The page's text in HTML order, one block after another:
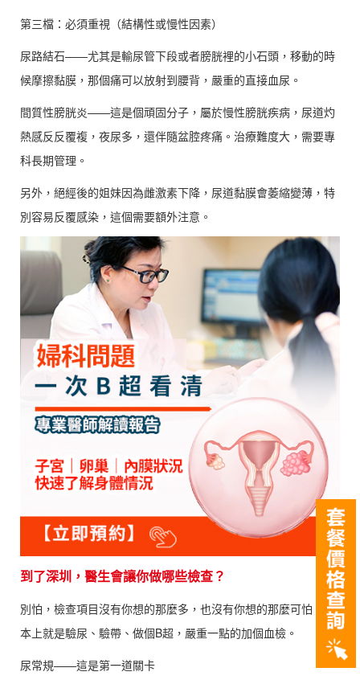
第三檔：必須重視（結構性或慢性因素）
尿路結石——尤其是輸尿管下段或者膀胱裡的小石頭，移動的時
候摩擦黏膜，那個痛可以放射到腰背，嚴重的直接血尿。
間質性膀胱炎——這是個頑固分子，屬於慢性膀胱疾病，尿道灼
熱感反反覆複，夜尿多，還伴隨盆腔疼痛。治療難度大，需要專
科長期管理。
另外，絕經後的姐妹因為雌激素下降，尿道黏膜會萎縮變薄，特
別容易反覆感染，這個需要額外注意。
到了深圳，醫生會讓你做哪些檢查？
別怕，檢查項目沒有你想的那麼多，也沒有你想的那麼可怕。基
本上就是驗尿、驗帶、做個B超，嚴重一點的加個血檢。
尿常規——這是第一道關卡